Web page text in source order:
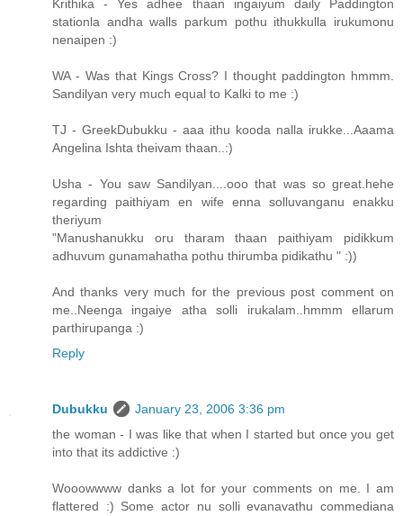
Krithika - Yes adhee thaan ingaiyum daily Paddington
stationla andha walls parkum pothu ithukkulla irukumonu
nenaipen :)
WA - Was that Kings Cross? I thought paddington hmmm.
Sandilyan very much equal to Kalki to me :)
TJ - GreekDubukku - aaa ithu kooda nalla irukke...Aaama
Angelina Ishta theivam thaan..:)
Usha - You saw Sandilyan....ooo that was so great.hehe
regarding paithiyam en wife enna solluvanganu enakku
theriyum
"Manushanukku oru tharam thaan paithiyam pidikkum
adhuvum gunamahatha pothu thirumba pidikathu " :))
And thanks very much for the previous post comment on
me..Neenga ingaiye atha solli irukalam..hmmm ellarum
parthirupanga :)
Reply
Dubukku
January 23, 2006 3:36 pm
the woman - I was like that when I started but once you get
into that its addictive :)
Wooowwww danks a lot for your comments on me. I am
flattered :) Some actor nu solli evanavathu commediana